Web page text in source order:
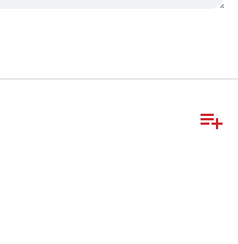
playlist_add